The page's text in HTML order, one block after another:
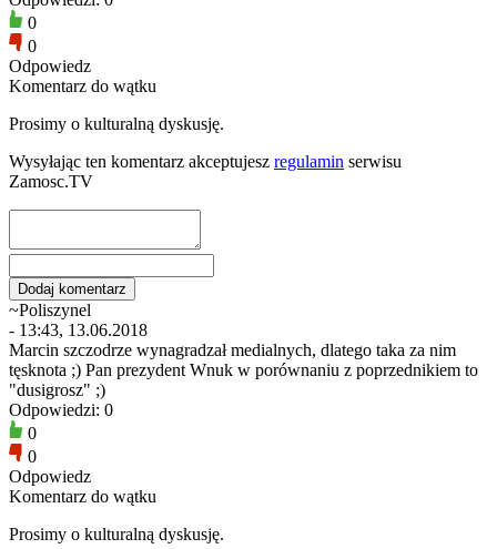
0
0
Odpowiedz
Komentarz do wątku
Prosimy o kulturalną dyskusję.
Wysyłając ten komentarz akceptujesz regulamin serwisu
Zamosc.TV
~Poliszynel
- 13:43, 13.06.2018
Marcin szczodrze wynagradzał medialnych, dlatego taka za nim
tęsknota ;) Pan prezydent Wnuk w porównaniu z poprzednikiem to
"dusigrosz" ;)
Odpowiedzi: 0
0
0
Odpowiedz
Komentarz do wątku
Prosimy o kulturalną dyskusję.